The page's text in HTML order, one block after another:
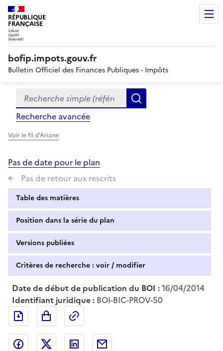
RÉPUBLIQUE
FRANÇAISE
bofip.impots.gouv.fr
Bulletin Officiel des Finances Publiques - Impôts
Formulaire
de
recherche
Recherche simple (références, mots clés, partie du
Recherche avancée
Voir le fil d'Ariane
Pas de date pour le plan
Pas de retour aux rescrits
Table des matières
Position dans la série du plan
Versions publiées
Critères de recherche : voir / modifier
Date de début de publication du BOI :16/04/2014
Identifiant juridique : BOI-BIC-PROV-50
Exporter le document au format pdf
Partager sur Facebook
Partager sur Twitter
Partager sur LinkedIn